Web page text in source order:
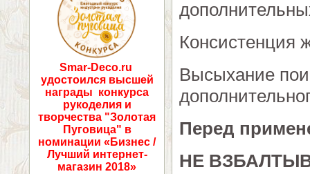
Smar-Deco.ru
удостоился высшей
награды конкурса
рукоделия и
творчества "Золотая
Пуговица" в
номинации «Бизнес /
Лучший интернет-
магазин 2018»
Консистенция
Высыхание
Перед
НЕ